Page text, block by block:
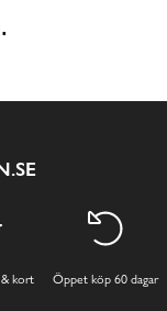
& kort Öppet köp 60 dagar